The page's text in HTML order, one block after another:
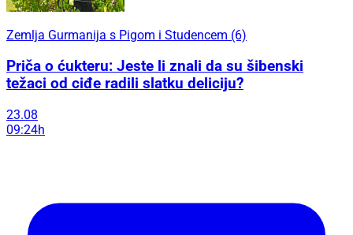
Zemlja Gurmanija s Pigom i Studencem (6)
Priča o ćukteru: Jeste li znali da su šibenski
težaci od ciđe radili slatku deliciju?
23.08
09:24h